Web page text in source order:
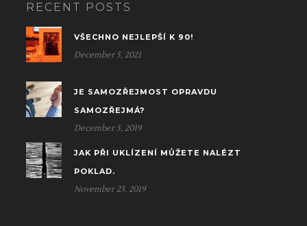
RECENT POSTS
VŠECHNO NEJLEPŠÍ K 90!
December 5, 2021
JE SAMOZŘEJMOST OPRAVDU
SAMOZŘEJMÁ?
December 5, 2019
JAK PŘI UKLÍZENÍ MŮŽETE NALÉZT
POKLAD.
November 23, 2019